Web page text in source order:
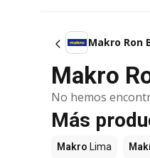
Makro Ron
Makro
No hemos
Más
Makro Lima